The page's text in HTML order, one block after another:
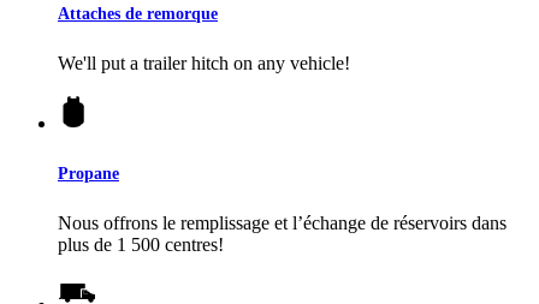
Attaches de remorque
We'll put a trailer hitch on any vehicle!
Propane
Nous offrons le remplissage et l’échange de réservoirs dans
plus de 1 500 centres!